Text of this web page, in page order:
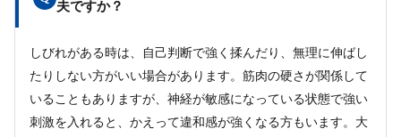
夫ですか？
しびれがある時は、自己判断で強く揉んだり、無理に伸ばし
たりしない方がいい場合があります。筋肉の硬さが関係して
いることもありますが、神経が敏感になっている状態で強い
刺激を入れると、かえって違和感が強くなる方もいます。大